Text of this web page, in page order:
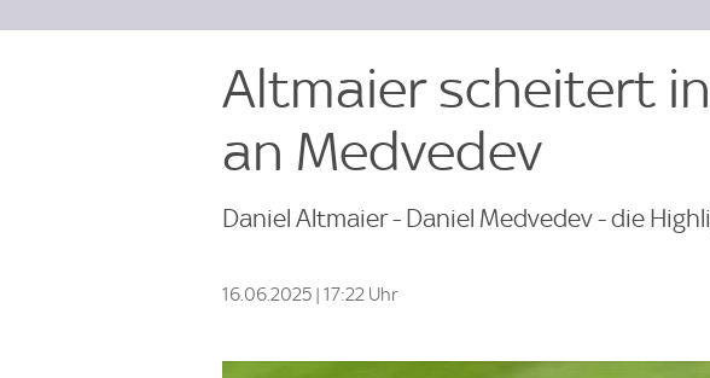
Altmaier scheitert
an Medvedev
Daniel Altmaier - Daniel Medvedev - die
16.06.2025 | 17:22 Uhr